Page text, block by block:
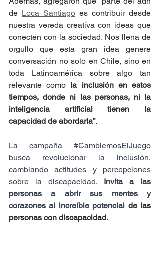
de Loca Santiago es contribuir desde
nuestra vereda creativa con ideas que
conecten con la sociedad. Nos llena de
orgullo que esta gran idea genere
conversación no solo en Chile, sino en
toda Latinoamérica sobre algo tan
relevante como la inclusión en estos
tiempos, donde ni las personas, ni la
inteligencia artificial tienen la
capacidad de abordarla”.
La campaña #CambiemosElJuego
busca revolucionar la inclusión,
cambiando actitudes y percepciones
sobre la discapacidad. Invita a las
personas a abrir sus mentes y
corazones al increíble potencial de las
personas con discapacidad.